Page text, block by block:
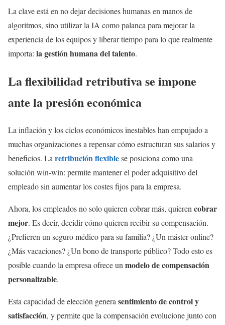
La clave está en no dejar decisiones humanas en manos de
algoritmos, sino utilizar la IA como palanca para mejorar la
experiencia de los equipos y liberar tiempo para lo que realmente
importa: la gestión humana del talento.
Laflexibilidad retributivase impone
ante la presión económica
La inflación y los ciclos económicos inestables han empujado a
muchas organizaciones a repensar cómo estructuran sus salarios y
beneficios. Laretribución flexiblese posiciona como una
solución win-win: permite mantener el poder adquisitivo del
empleado sin aumentar los costes fijos para la empresa.
Ahora, los empleados no solo quieren cobrar más, quierencobrar
mejor. Es decir, decidir cómo quieren recibir su compensación.
¿Prefieren un seguro médico para su familia? ¿Un máster online?
¿Más vacaciones? ¿Un bono de transporte público? Todo esto es
posible cuando la empresa ofrece unmodelo de compensación
personalizable.
Esta capacidad de elección generasentimiento de control y
satisfacción, y permite que la compensación evolucione junto con